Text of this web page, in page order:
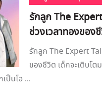
รักลูก The
ช่วงเวลาทองของ
รักลูก The Expert
ของชีวิต เด็กจะเติบโ
ป็นโอ ...